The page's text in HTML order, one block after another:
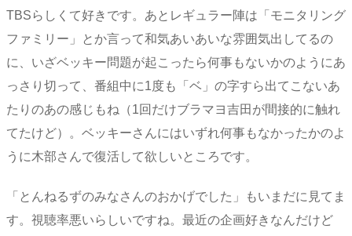
TBSらしくて好きです。あとレギュラー陣は「モニタリング
ファミリー」とか言って和気あいあいな雰囲気出してるの
に、いざベッキー問題が起こったら何事もないかのようにあ
っさり切って、番組中に1度も「ベ」の字すら出てこないあ
たりのあの感じもね（1回だけブラマヨ吉田が間接的に触れ
てたけど）。ベッキーさんにはいずれ何事もなかったかのよ
うに木部さんで復活して欲しいところです。
「とんねるずのみなさんのおかげでした」もいまだに見てま
す。視聴率悪いらしいですね。最近の企画好きなんだけど